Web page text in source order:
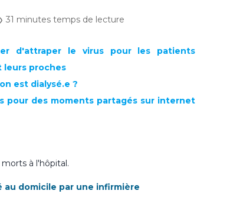
31 minutes temps de lecture
d'attraper le virus pour les patients
leurs proches
est dialysé.e ?
pour des moments partagés sur internet
à l'hôpital.
domicile par une infirmière